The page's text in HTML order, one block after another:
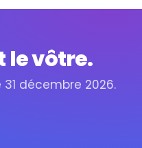
le vôtre.
décembre 2026.